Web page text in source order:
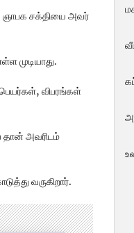
ஞாபக சக்தியை அவர்
முடியாது.
விபரங்கள்
தான் அவரிடம்
வருகிறார்.